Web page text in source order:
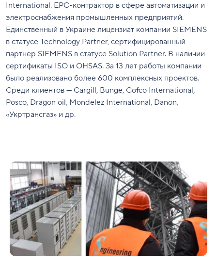
International. EPC-контрактор в сфере автоматизации и
электроснабжения промышленных предприятий.
Единственный в Украине лицензиат компании SIEMENS
в статусе Technology Partner, сертифицированный
партнер SIEMENS в статусе Solution Partner. В наличии
сертификаты ISO и OHSAS. За 13 лет работы компании
было реализовано более 600 комплексных проектов.
Среди клиентов — Cargill, Bunge, Cofco International,
Posco, Dragon oil, Mondelez International, Danon,
«Укртрансгаз» и др.